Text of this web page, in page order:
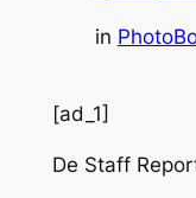
in
[ad_1]
De Staff